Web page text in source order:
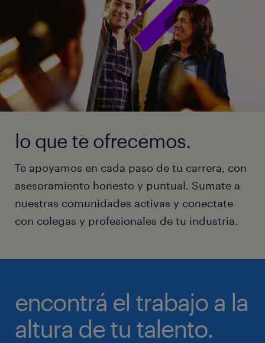
lo que te ofrecemos.
Te apoyamos en cada paso de tu carrera, con
asesoramiento honesto y puntual. Sumate a
nuestras comunidades activas y conectate
con colegas y profesionales de tu industria.
encontrá el trabajo a la
altura de tu talento.